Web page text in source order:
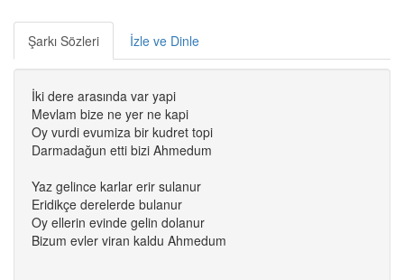
Şarkı Sözleri İzle ve Dinle
İki dere arasında var yapi
Mevlam bize ne yer ne kapi
Oy vurdi evumiza bir kudret topi
Darmadağun etti bizi Ahmedum
Yaz gelince karlar erir sulanur
Eridikçe derelerde bulanur
Oy ellerin evinde gelin dolanur
Bizum evler viran kaldu Ahmedum